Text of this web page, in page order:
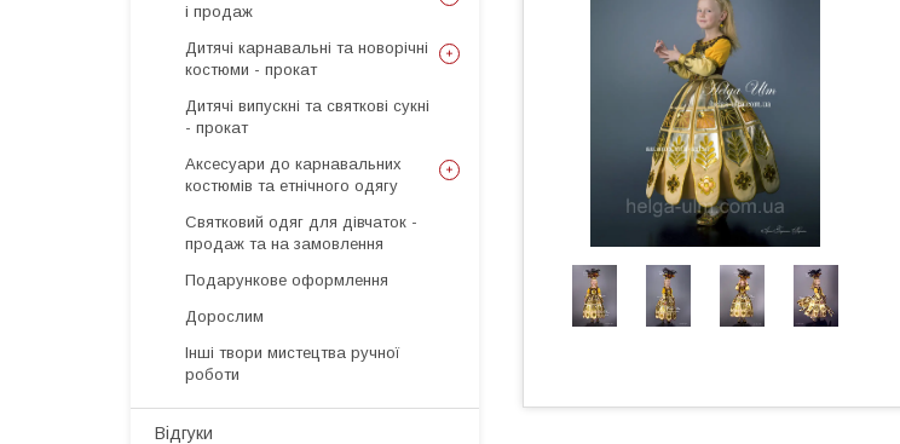
і продаж
Дитячі карнавальні та новорічні
костюми - прокат
Дитячі випускні та святкові сукні
- прокат
Аксесуари до карнавальних
костюмів та етнічного одягу
Святковий одяг для дівчаток -
продаж та на замовлення
Подарункове оформлення
Дорослим
Інші твори мистецтва ручної
роботи
Відгуки